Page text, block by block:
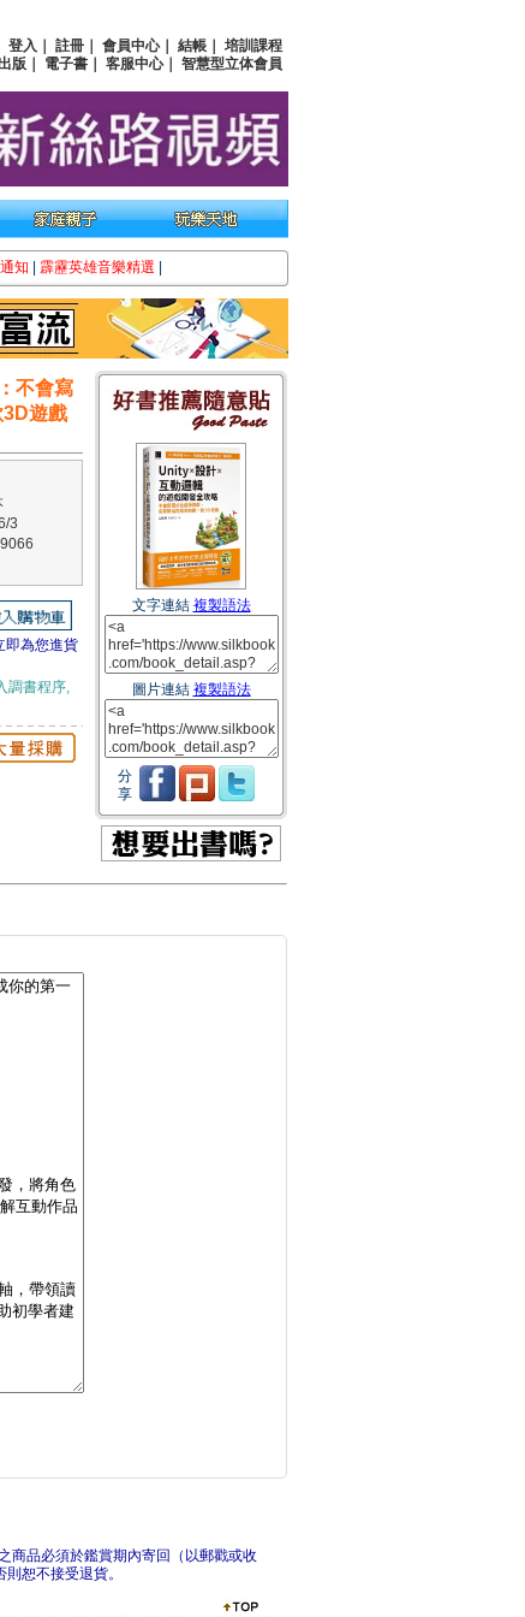
登入 註冊 會員中心｜ 結帳
培訓課程
版 電子書 客服中心｜ 智慧型立体會員
知 霹靂英雄音樂精選
不會寫
遊戲
3
即為您進貨
調書程序,
文字連結 複製語法
圖片連結 複製語法
分
享
商品必須於鑑賞期內寄回（以郵戳或收
恕不接受退貨。